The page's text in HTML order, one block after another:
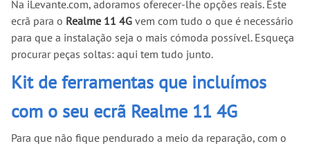
Na iLevante.com, adoramos oferecer-lhe opções reais. Este
ecrã para o Realme 11 4G vem com tudo o que é necessário
para que a instalação seja o mais cómoda possível. Esqueça
procurar peças soltas: aqui tem tudo junto.
Kit de ferramentas que incluímos
com o seu ecrã Realme 11 4G
Para que não fique pendurado a meio da reparação, com o